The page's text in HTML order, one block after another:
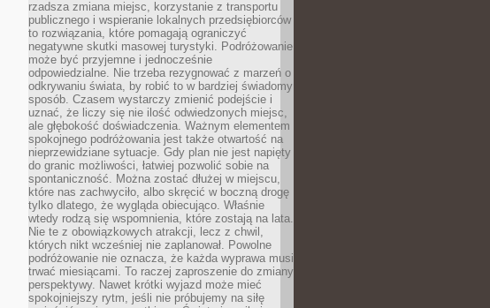
rzadsza zmiana miejsc, korzystanie z transportu
publicznego i wspieranie lokalnych przedsiębiorców
to rozwiązania, które pomagają ograniczyć
negatywne skutki masowej turystyki. Podróżowanie
może być przyjemne i jednocześnie
odpowiedzialne. Nie trzeba rezygnować z marzeń o
odkrywaniu świata, by robić to w bardziej świadomy
sposób. Czasem wystarczy zmienić podejście i
uznać, że liczy się nie ilość odwiedzonych miejsc,
ale głębokość doświadczenia. Ważnym elementem
spokojnego podróżowania jest także otwartość na
nieprzewidziane sytuacje. Gdy plan nie jest napięty
do granic możliwości, łatwiej pozwolić sobie na
spontaniczność. Można zostać dłużej w miejscu,
które nas zachwyciło, albo skręcić w boczną drogę
tylko dlatego, że wygląda obiecująco. Właśnie
wtedy rodzą się wspomnienia, które zostają na lata.
Nie te z obowiązkowych atrakcji, lecz z chwil,
których nikt wcześniej nie zaplanował. Powolne
podróżowanie nie oznacza, że każda wyprawa musi
trwać miesiącami. To raczej zaproszenie do zmiany
perspektywy. Nawet krótki wyjazd może mieć
spokojniejszy rytm, jeśli nie próbujemy na siłę